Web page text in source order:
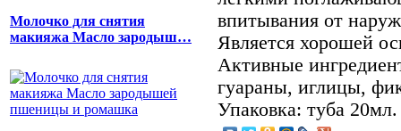
Молочко для снятия
макияжа Масло зародыш…
впитывания от
Является хорошей
Активные
гуараны, иглицы,
Упаковка: туба 20мл.